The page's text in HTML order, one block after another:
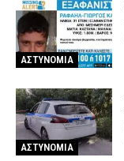
ΑΣΤΥΝΟΜΙΑ
ΑΣΤΥΝΟΜΙΑ